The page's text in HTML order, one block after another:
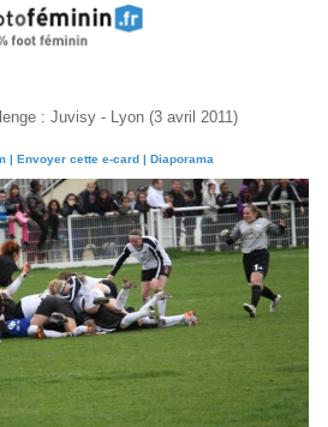
: Juvisy - Lyon (3 avril 2011)
| Envoyer cette e-card | Diaporama